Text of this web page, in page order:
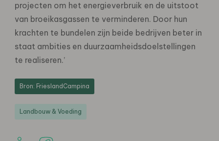
projecten om het energieverbruik en de uitstoot
van broeikasgassen te verminderen. Door hun
krachten te bundelen zijn beide bedrijven beter in
staat ambities en duurzaamheidsdoelstellingen
te realiseren.’
Bron: FrieslandCampina
Landbouw & Voeding